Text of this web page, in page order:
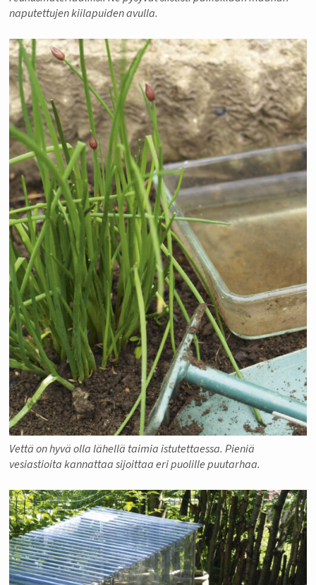
naputettujen kiilapuiden avulla.
Vettä on hyvä olla lähellä taimia istutettaessa. Pieniä
vesiastioita kannattaa sijoittaa eri puolille puutarhaa.